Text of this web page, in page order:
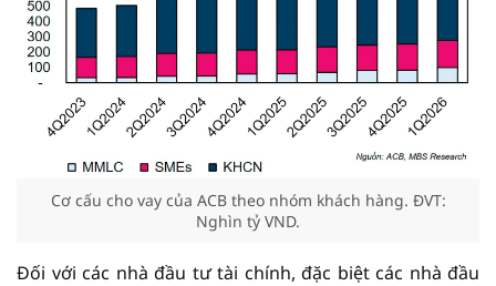
Cơ cấu cho vay của ACB theo nhóm khách hàng. ĐVT:
Nghìn tỷ VND.
Đối với các nhà đầu tư tài chính, đặc biệt các nhà đầu